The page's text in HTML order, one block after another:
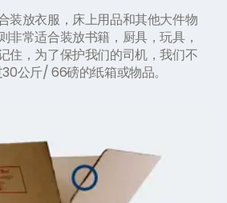
装放衣服，床上用品和其他大件物
非常适合装放书籍，厨具，玩具，
住，为了保护我们的司机，我们不
公斤/ 66磅的纸箱或物品。